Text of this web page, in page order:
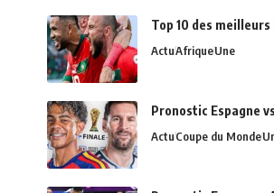
Top 10 des
ActuAfriqueUne
Pronostic Espagne
ActuCoupe du Monde